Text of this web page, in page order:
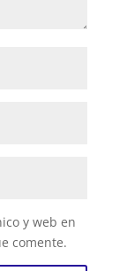
y web en
comente.